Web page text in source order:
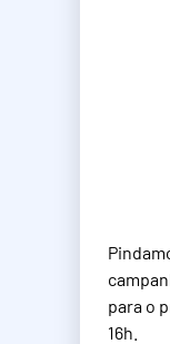
para o
16h.